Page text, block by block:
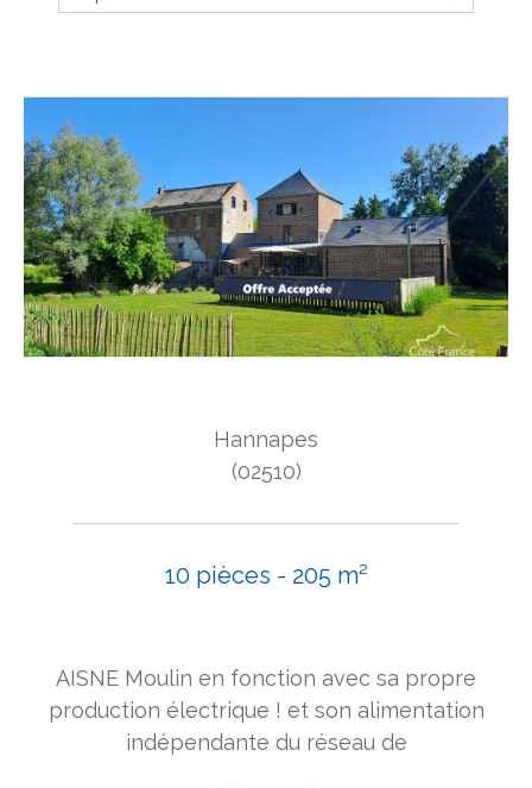
Hannapes
(02510)
10 pièces - 205 m²
AISNE Moulin en fonction avec sa propre
production électrique ! et son alimentation
indépendante du réseau de
Surface
Surface
Pièces
Pièces
Référence
PARKING
COUPS DE COEUR
Rechercher